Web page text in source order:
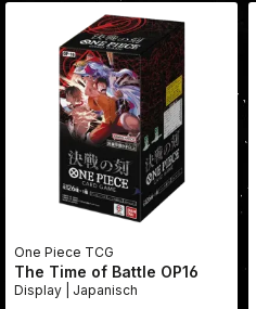
One Piece TCG
The Time of Battle OP16
Display | Japanisch